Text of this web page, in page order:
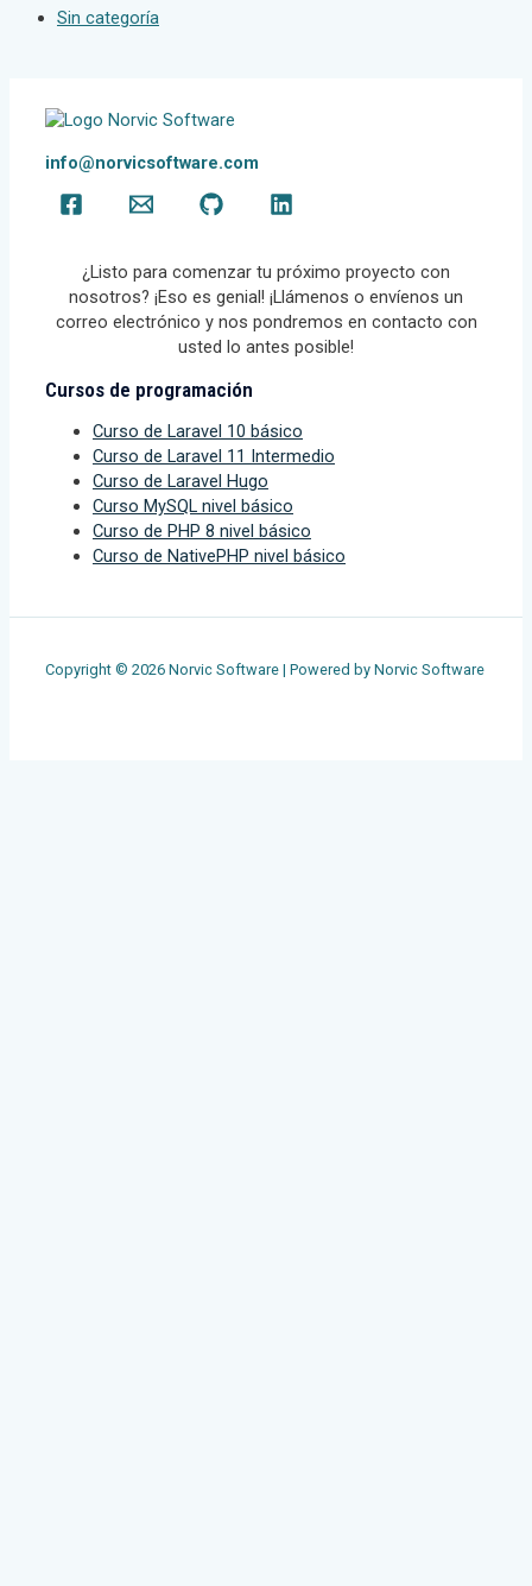
Sin categoría
info@norvicsoftware.com
¿Listo para comenzar tu próximo proyecto con
nosotros? ¡Eso es genial! ¡Llámenos o envíenos un
correo electrónico y nos pondremos en contacto con
usted lo antes posible!
Cursos de programación
Curso de Laravel 10 básico
Curso de Laravel 11 Intermedio
Curso de Laravel Hugo
Curso MySQL nivel básico
Curso de PHP 8 nivel básico
Curso de NativePHP nivel básico
Copyright © 2026 Norvic Software | Powered by Norvic Software